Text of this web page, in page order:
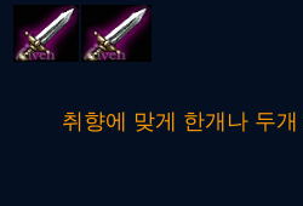
취향에 맞게 한개나 두